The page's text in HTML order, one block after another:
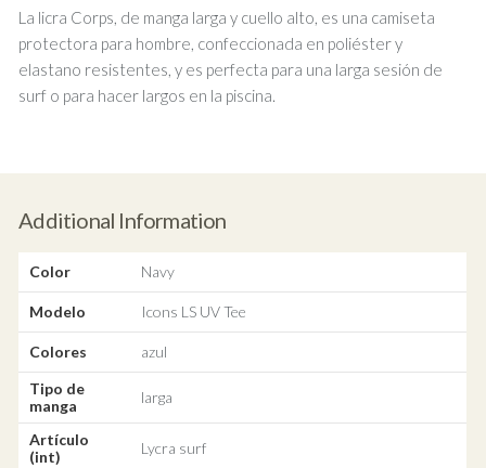
La licra Corps, de manga larga y cuello alto, es una camiseta
protectora para hombre, confeccionada en poliéster y
elastano resistentes, y es perfecta para una larga sesión de
surf o para hacer largos en la piscina.
Additional Information
Color Navy
Modelo Icons LS UV Tee
Colores
azul
Tipo de
manga
larga
Artículo
(int)
Lycra surf